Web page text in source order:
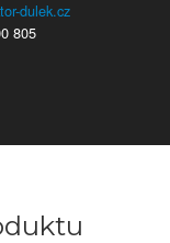
805